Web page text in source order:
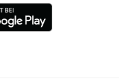
開してまいります
ない方は、ぜひ